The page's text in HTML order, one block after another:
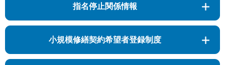
指名停止関係情報
小規模修繕契約希望者登録制度